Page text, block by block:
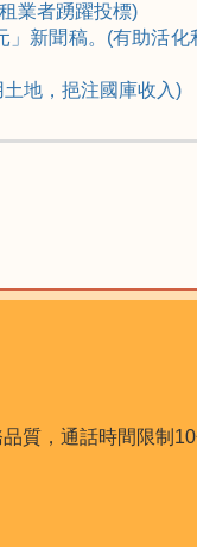
業者踴躍投標)
新聞稿。(有助活化
地，挹注國庫收入)
質，通話時間限制10